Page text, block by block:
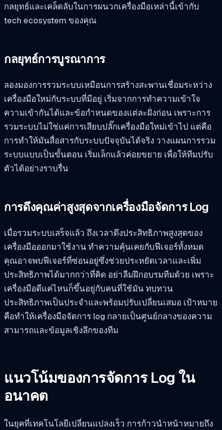
กลยุทธ์และเคล็ดลับในการผนวกเครื่องมือเหล่านี้เข้ากับ
tech ecosystem ของคุณ
กลยุทธ์การบูรณาการ
ลองมองการรวมระบบเหมือนการสร้างสะพานเชื่อมระหว่าง
เครื่องมือใหม่กับระบบที่มีอยู่ เริ่มจากการทำความเข้าใจ
ความเข้ากันได้และข้อกำหนดของแต่ละฝั่งก่อน เพราะการ
รวมระบบไม่ใช่แค่การเสียบปลั๊กเครื่องมือใหม่เข้าไป แต่คือ
การทำให้มันสื่อสารกับระบบปัจจุบันได้จริง วางแผนการรวม
ระบบแบบเป็นขั้นตอน เริ่มเล็กแล้วค่อยขยาย เพื่อให้ทีมปรับ
ตัวได้อย่างราบรื่น
การดึงคุณค่าสูงสุดจากเครื่องมือจัดการ Log
เมื่อรวมระบบเสร็จแล้ว ถึงเวลาดึงประสิทธิภาพสูงสุดของ
เครื่องมือออกมาใช้งาน ทำความคุ้นเคยกับฟีเจอร์ทั้งหมด
คุณอาจพบฟีเจอร์ที่ซ่อนอยู่ซึ่งช่วยประหยัดเวลาและเพิ่ม
ประสิทธิภาพได้มากกว่าที่คิด อย่าลืมฝึกอบรมทีมด้วย เพราะ
เครื่องมือดีแค่ไหนก็ขึ้นอยู่กับคนที่ใช้มัน ทบทวน
ประสิทธิภาพเป็นประจำและพร้อมปรับเปลี่ยนเสมอ เป้าหมาย
คือทำให้เครื่องมือจัดการ log กลายเป็นศูนย์กลางของความ
สามารถและข้อมูลเชิงลึกของทีม
แนวโน้มของการจัดการ Log ใน
อนาคต
ในยุคที่เทคโนโลยีเปลี่ยนแปลงเร็ว การก้าวนำหน้าหมายถึง